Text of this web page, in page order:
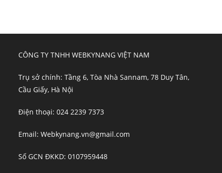
CÔNG TY TNHH WEBKYNANG VIỆT NAM
Trụ sở chính: Tầng 6, Tòa Nhà Sannam, 78 Duy Tân,
Cầu Giấy, Hà Nội
Điện thoại: 024 2239 7373
Email: Webkynang.vn@gmail.com
Số GCN ĐKKD: 0107959448